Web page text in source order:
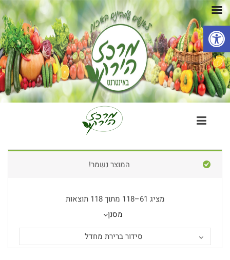
פתח סרגל נגישות
המוצר נשמר!
מציג 61–118 מתוך 118 תוצאות
מסנן
סידור ברירת מחדל